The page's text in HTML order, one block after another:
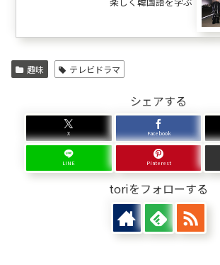
趣味 テレビドラマ
シェアする
X Facebook
LINE Pinterest
toriをフォローする